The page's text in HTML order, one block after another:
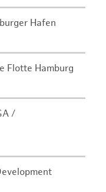
Hafen
Flotte Hamburg
/